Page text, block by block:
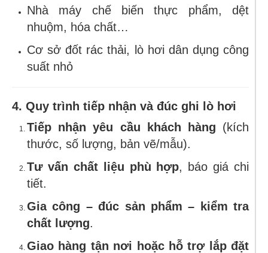
Nhà máy chế biến thực phẩm, dệt
nhuộm, hóa chất…
Cơ sở đốt rác thải, lò hơi dân dụng công
suất nhỏ
4. Quy trình tiếp nhận và đúc ghi lò hơi
Tiếp nhận yêu cầu khách hàng (kích
thước, số lượng, bản vẽ/mẫu).
Tư vấn chất liệu phù hợp, báo giá chi
tiết.
Gia công – đúc sản phẩm – kiểm tra
chất lượng.
Giao hàng tận nơi hoặc hỗ trợ lắp đặt